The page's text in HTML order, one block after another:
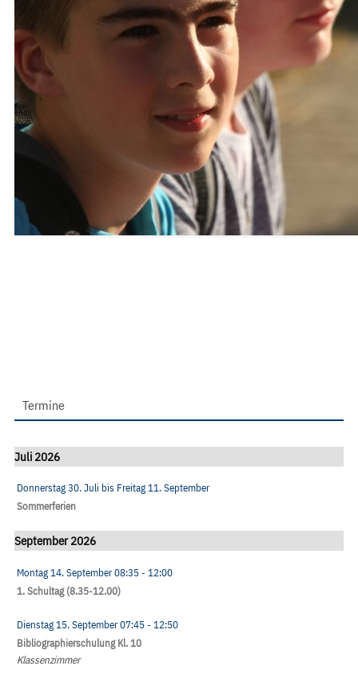
Termine
Juli 2026
Donnerstag 30. Juli bis Freitag 11. September
Sommerferien
September 2026
Montag 14. September08:35- 12:00
1. Schultag (8.35-12.00)
Dienstag 15. September07:45- 12:50
Bibliographierschulung Kl. 10
Klassenzimmer